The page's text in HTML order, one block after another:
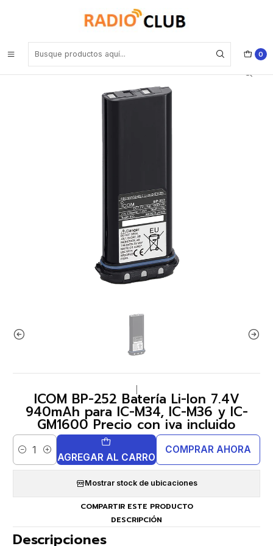
0
ICOM BP-252 Batería Li-Ion 7.4V 940mAh para IC-M34, IC-M36 y
IC-GM1600 Precio con iva incluido
ICOM BP-252 Batería Li-Ion 7.4V
940mAh para IC-M34, IC-M36 y IC-
GM1600 Precio con iva incluido
Cantidad AGREGAR AL CARRO
COMPRAR AHORA
Mostrar stock de ubicaciones
COMPARTIR ESTE PRODUCTO
DESCRIPCIÓN
Descripciones